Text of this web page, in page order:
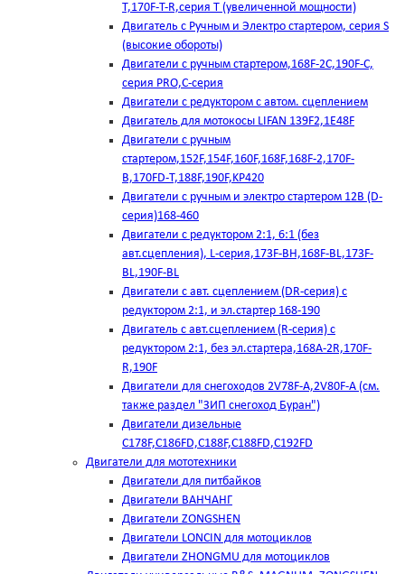
T,170F-T-R,серия Т (увеличенной мощности)
Двигатель с Ручным и Электро стартером, серия S
(высокие обороты)
Двигатели с ручным стартером,168F-2C,190F-C,
серия PRO,C-серия
Двигатели с редуктором с автом. сцеплением
Двигатель для мотокосы LIFAN 139F2,1E48F
Двигатели с ручным
стартером,152F,154F,160F,168F,168F-2,170F-
B,170FD-T,188F,190F,KP420
Двигатели с ручным и электро стартером 12В (D-
серия)168-460
Двигатели с редуктором 2:1, 6:1 (без
авт.сцепления), L-серия,173F-BH,168F-BL,173F-
BL,190F-BL
Двигатели с авт. сцеплением (DR-серия) с
редуктором 2:1, и эл.стартер 168-190
Двигатель с авт.сцеплением (R-серия) с
редуктором 2:1, без эл.стартера,168А-2R,170F-
R,190F
Двигатели для снегоходов 2V78F-A,2V80F-A (см.
также раздел "ЗИП снегоход Буран")
Двигатели дизельные
C178F,С186FD,C188F,C188FD,C192FD
Двигатели для мототехники
Двигатели для питбайков
Двигатели ВАНЧАНГ
Двигатели ZONGSHEN
Двигатели LONCIN для мотоциклов
Двигатели ZHONGMU для мотоциклов